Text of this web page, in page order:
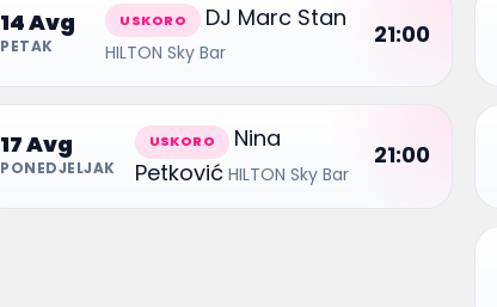
14 Avg
PETAK
USKORO DJ Marc Stan
HILTON Sky Bar
21:00
17 Avg
PONEDJELJAK
USKORO
Nina
Petković HILTON Sky Bar
21:00